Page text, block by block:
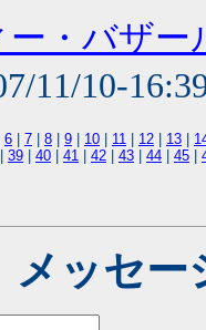
・バザ
11/10-
6 7 8 9 10 11 12 13
39 40 41 42 43 44 45
メッセー